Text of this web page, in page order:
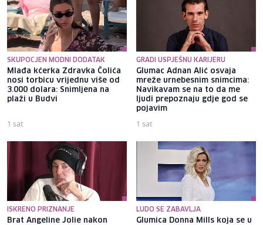
SKUPOCJEN MODNI DODATAK
Mlađa kćerka Zdravka Čolića
nosi torbicu vrijednu više od
3.000 dolara: Snimljena na
plaži u Budvi
1 sat
GRADI USPJEŠNU KARIJERU
Glumac Adnan Alić osvaja
mreže urnebesnim snimcima:
Navikavam se na to da me
ljudi prepoznaju gdje god se
pojavim
1 sat
ISKRENO PRIZNANJE
Brat Angeline Jolie nakon
LUDO SE ZABAVLJA
Glumica Donna Mills koja se u